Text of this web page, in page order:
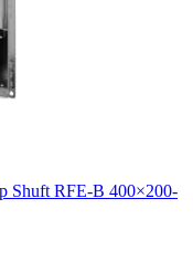
Shuft RFE-В 400×200-